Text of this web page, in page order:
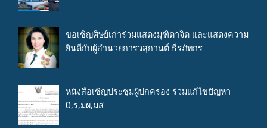
ขอเชิญศิษย์เก่าร่วมแสดงมุฑิตาจิต และแสดงความ
ยินดีกับผู้อำนวยการวสุกานต์ ธีรภัทกร
หนังสือเชิญประชุมผู้ปกครอง ร่วมแก้ไขปัญหา
0,ร,มผ,มส